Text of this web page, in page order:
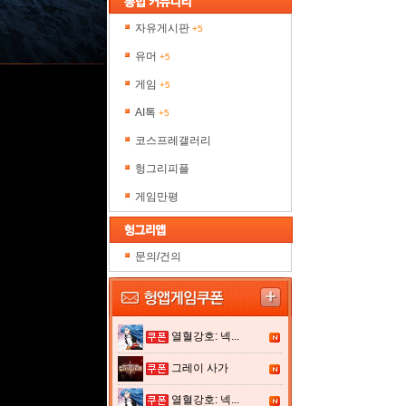
자유게시판 +5
유머 +5
게임 +5
AI톡 +5
코스프레갤러리
헝그리피플
게임만평
문의/건의
열혈강호: 넥...
그레이 사가
열혈강호: 넥...